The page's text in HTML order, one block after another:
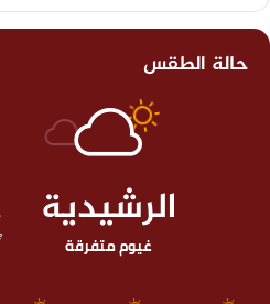
حالة الطقس
الرشيدية
غيوم متفرقة